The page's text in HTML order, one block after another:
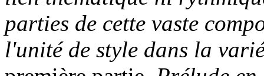
parties de cette vaste
l'unité de style dans la